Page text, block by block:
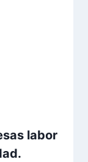
labor